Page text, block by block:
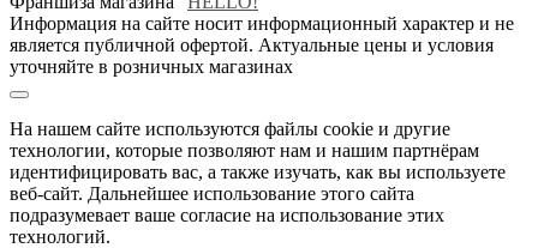
Информация на сайте носит информационный характер и не
является публичной офертой. Актуальные цены и условия
уточняйте в розничных магазинах
На нашем сайте используются файлы cookie и другие
технологии, которые позволяют нам и нашим партнёрам
идентифицировать вас, а также изучать, как вы используете
веб-сайт. Дальнейшее использование этого сайта
подразумевает ваше согласие на использование этих
технологий.